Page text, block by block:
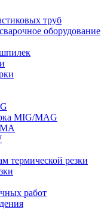
труб
оборудование
MIG/MAG
термической резки
работ